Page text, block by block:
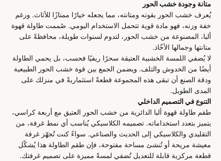
متانة وجودة خشب الحور
يُعرف خشب الحور بقوته ومتانته، مما يجعله خيارًا ممتازًا للأثاث. ورغم
خفة وزنه، فهو مادة قوية تتحمل الاستخدام اليومي. صُممت طاولة قهوة
ألبا، المصنوعة من خشب الحور، لتدوم لسنوات طويلة، محافظةً على
متانتها وجمالها الأخّاذ.
لا يُضفي اللمسة الخشبية العتيقة سحرًا ريفيًا فحسب، بل يحمي الطاولة
أيضًا من الخدوش والتلف. ويضمن الجمع بين قوة خشب الحور الطبيعية
ودقة الصنع أن تبقى هذه المجموعة قطعةً استثماريةً في منزلك على
المدى الطويل.
التنوع في التصميم الداخلي
طقم طاولة قهوة ألبا الدائرية من خشب الحور العتيق مع أربعة كراسي،
يتميز بتعدد استخداماته. تصميمه الكلاسيكي يُناسب أي نمط غرفة، من
التقليدي والكلاسيكي إلى الحديث والصناعي. سواءً كنت تُجهّز غرفة
معيشة مريحة أو تُنشئ مساحة مفتوحة، فإن طقم الطاولة هذا يُشكّل
قطعة مركزية قابلة للتعديل تُضفي لمسةً مميزة على تصميم غرفتك.